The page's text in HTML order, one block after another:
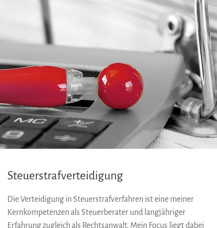
Steuerstrafverteidigung
Die Verteidigung in Steuerstrafverfahren ist eine meiner
Kernkompetenzen als Steuerberater und langjähriger
Erfahrung zugleich als Rechtsanwalt. Mein Focus liegt dabei